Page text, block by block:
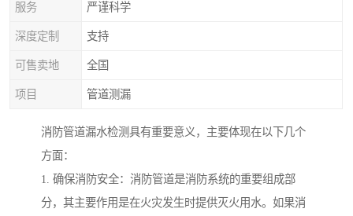
服务 严谨科学
深度定制 支持
可售卖地 全国
项目 管道测漏
消防管道漏水检测具有重要意义，主要体现在以下几个
方面：
1. 确保消防安全：消防管道是消防系统的重要组成部
分，其主要作用是在火灾发生时提供灭火用水。如果消